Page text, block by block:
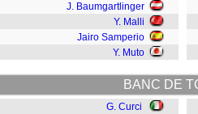
J. Baumgartlinger
Y. Malli
Jairo Samperio
Y. Muto
BANC DE
G. Curci